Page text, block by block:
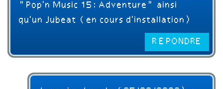
"Pop'n Music 15: Adventure" ainsi
qu'un Jubeat (en cours d'installation)
RÉPONDRE